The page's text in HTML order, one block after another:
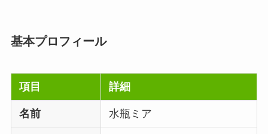
基本プロフィール
項目 詳細
名前 水瓶ミア